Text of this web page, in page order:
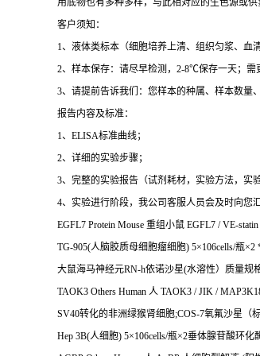
客户须知：
1、液体类标本（细胞培养上清、组织匀浆、血
2、样本保存：请尽早检测， 2-8℃保存一天；需
3、请提前告诉我们：您样本的种属、样本数量
报告内容及标准：
1、 ELISA标准曲线；
2、详细的实验步骤；
3、完整的实验报告（试剂耗材，实验方法，实
4、实验进行阶段，我公司客服人员会及时向您
EGFL7 Protein Mouse 重组小鼠 EGFL7 / VE-statin
TG-905(人脑胶质母细胞瘤细胞) 5×106cells/瓶×2
大鼠海马神经元RN-h依诺沙星(水溶性）质量规
TAOK3 Others Human 人 TAOK3 / JIK /
SV40转化的非洲绿猴肾细胞;COS-7氧氟沙星（
Hep 3B(人细胞) 5×106cells/瓶×2垂体腺苷酸环化